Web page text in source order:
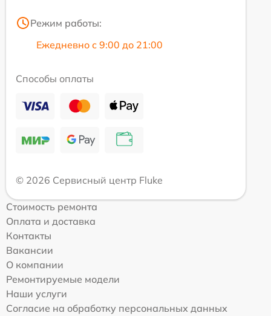
Режим работы:
Ежедневно с 9:00 до 21:00
Способы оплаты
© 2026 Сервисный центр Fluke
Стоимость ремонта
Оплата и доставка
Контакты
Вакансии
О компании
Ремонтируемые модели
Наши услуги
Согласие на обработку персональных данных